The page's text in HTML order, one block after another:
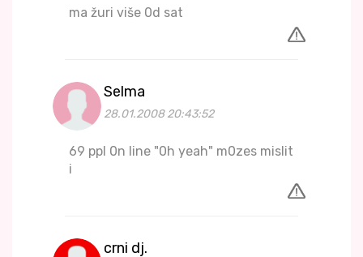
ma žuri više 0d sat
Selma
28.01.2008 20:43:52
69 ppl 0n line "0h yeah" m0zes mislit
i
crni dj.